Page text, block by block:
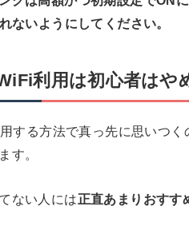
ないようにしてください。
利用は初心者はや
する方法で真っ先に思いつ
す。
ない人には正直あまりおすす